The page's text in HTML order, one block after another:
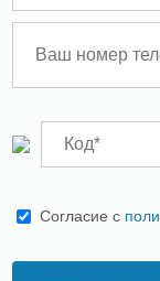
Cогласие с